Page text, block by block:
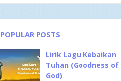
POPULAR POSTS
Lirik Lagu Kebaikan
Tuhan (Goodness of
God)